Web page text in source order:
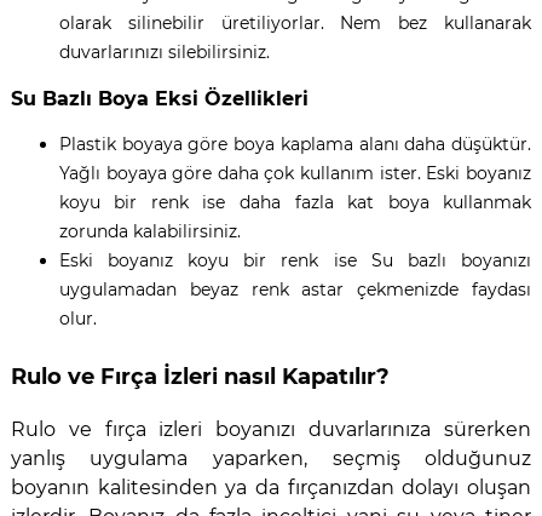
olarak silinebilir üretiliyorlar. Nem bez kullanarak
duvarlarınızı silebilirsiniz.
Su Bazlı Boya Eksi Özellikleri
Plastik boyaya göre boya kaplama alanı daha düşüktür.
Yağlı boyaya göre daha çok kullanım ister. Eski boyanız
koyu bir renk ise daha fazla kat boya kullanmak
zorunda kalabilirsiniz.
Eski boyanız koyu bir renk ise Su bazlı boyanızı
uygulamadan beyaz renk astar çekmenizde faydası
olur.
Rulo ve Fırça İzleri nasıl Kapatılır?
Rulo ve fırça izleri boyanızı duvarlarınıza sürerken
yanlış uygulama yaparken, seçmiş olduğunuz
boyanın kalitesinden ya da fırçanızdan dolayı oluşan